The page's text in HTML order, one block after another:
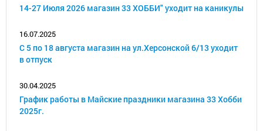
14-27 Июля 2026 магазин 33 ХОББИ" уходит на каникулы
16.07.2025
С 5 по 18 августа магазин на ул.Херсонской 6/13 уходит
в отпуск
30.04.2025
График работы в Майские праздники магазина 33 Хобби
2025г.